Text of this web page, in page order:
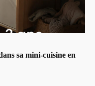
sa mini-cuisine en